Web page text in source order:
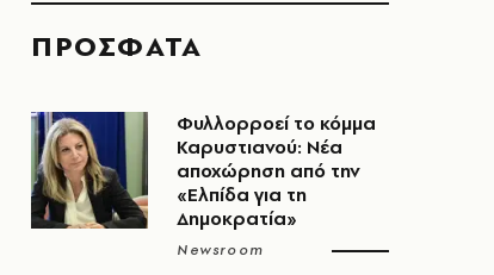
ΠΡΟΣΦΑΤΑ
Φυλλορροεί το κόμμα
Καρυστιανού: Νέα
αποχώρηση από την
«Ελπίδα για τη
Δημοκρατία»
Newsroom